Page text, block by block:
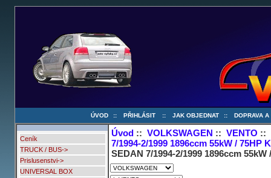
ÚVOD :: PŘIHLÁSIT :: JAK OBJEDNAT :: DOPRAVA A
Ceník
TRUCK / BUS->
Prislusenstvi->
UNIVERSAL BOX
Úvod ::VOLKSWAGEN ::VENTO ::
7/1994-2/1999 1896ccm 55kW / 75HP
SEDAN 7/1994-2/1999 1896ccm 55kW